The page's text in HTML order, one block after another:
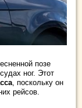
позе
ног. Этот
, поскольку он
рейсов.